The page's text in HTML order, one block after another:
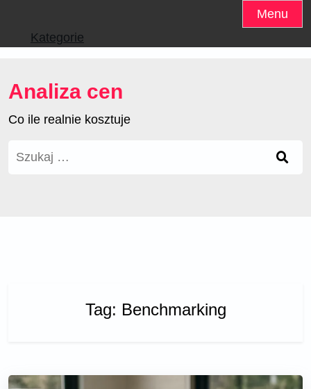
content
Menu
Kategorie
Analiza cen
Co ile realnie kosztuje
Szukaj:
Tag: Benchmarking